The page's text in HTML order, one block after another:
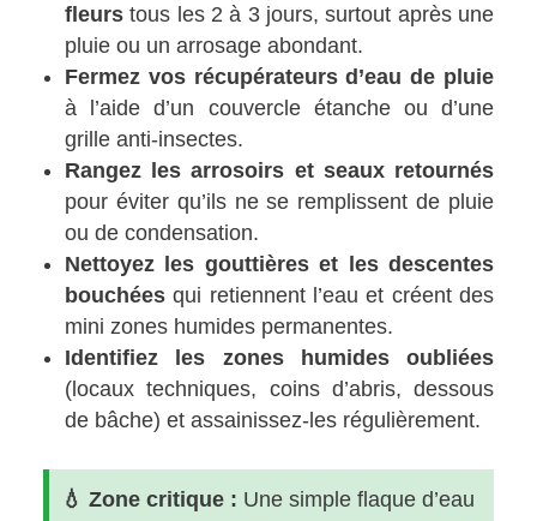
fleurstous les 2 à 3 jours, surtout après une
pluie ou un arrosage abondant.
Fermez vos récupérateurs d’eau de pluie
à l’aide d’un couvercle étanche ou d’une
grille anti-insectes.
Rangez les arrosoirs et seaux retournés
pour éviter qu’ils ne se remplissent de pluie
ou de condensation.
Nettoyez les gouttières et les descentes
bouchéesqui retiennent l’eau et créent des
mini zones humides permanentes.
Identifiez les zones humides oubliées
(locaux techniques, coins d’abris, dessous
de bâche) et assainissez-les régulièrement.
💧 Zone critique : Une simple flaque d’eau